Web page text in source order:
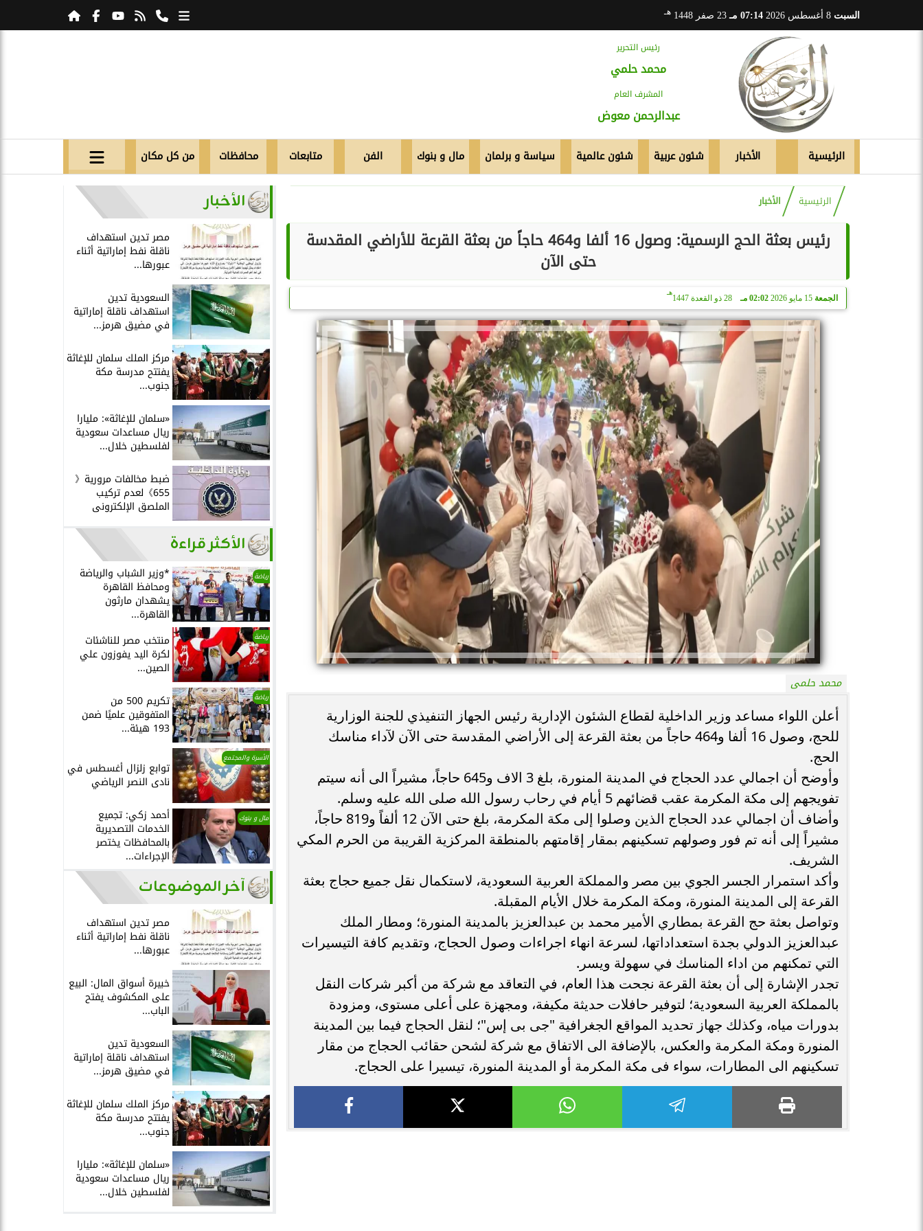
السبت 07:14 مـ 23 صفر 1448 هـ
رئيس التحرير
محمد حلمي
المشرف العام
عبدالرحمن معوض
الرئيسية الأخبار شئون عربية شئون عالمية سياسة و برلمان مال و بنوك الفن متابعات محافظات من كل مكان
الرئيسية الأخبار
رئيس بعثة الحج الرسمية: وصول 16 ألفا و464 حاجاً من بعثة القرعة للأراضي المقدسة
حتى الآن
الجمعة 15 مايو 2026 02:02 مـ 28 ذو القعدة 1447
هـ
محمد حلمى
أعلن اللواء مساعد وزير الداخلية لقطاع الشئون الإدارية رئيس الجهاز التنفيذي للجنة الوزارية
للحج، وصول 16 ألفا و464 حاجاً من بعثة القرعة إلى الأراضي المقدسة حتى الآن لآداء مناسك
الحج.
وأوضح أن اجمالي عدد الحجاج في المدينة المنورة، بلغ 3 الاف و645 حاجاً، مشيراً الى أنه سيتم
تفويجهم إلى مكة المكرمة عقب قضائهم 5 أيام في رحاب رسول الله صلى الله عليه وسلم.
وأضاف أن اجمالي عدد الحجاج الذين وصلوا إلى مكة المكرمة، بلغ حتى الآن 12 ألفاً و819 حاجاً،
مشيراً إلى أنه تم فور وصولهم تسكينهم بمقار إقامتهم بالمنطقة المركزية القريبة من الحرم المكي
الشريف.
وأكد استمرار الجسر الجوي بين مصر والمملكة العربية السعودية، لاستكمال نقل جميع حجاج بعثة
القرعة إلى المدينة المنورة، ومكة المكرمة خلال الأيام المقبلة.
وتواصل بعثة حج القرعة بمطاري الأمير محمد بن عبدالعزيز بالمدينة المنورة؛ ومطار الملك
عبدالعزيز الدولي بجدة استعداداتها، لسرعة انهاء اجراءات وصول الحجاج، وتقديم كافة التيسيرات
التي تمكنهم من اداء المناسك في سهولة ويسر.
تجدر الإشارة إلى أن بعثة القرعة نجحت هذا العام، في التعاقد مع شركة من أكبر شركات النقل
بالمملكة العربية السعودية؛ لتوفير حافلات حديثة مكيفة، ومجهزة على أعلى مستوى، ومزودة
بدورات مياه، وكذلك جهاز تحديد المواقع الجغرافية "جى بى إس"؛ لنقل الحجاج فيما بين المدينة
المنورة ومكة المكرمة والعكس، بالإضافة الى الاتفاق مع شركة لشحن حقائب الحجاج من مقار
تسكينهم الى المطارات، سواء فى مكة المكرمة أو المدينة المنورة، تيسيرا على الحجاج.
الأخبار
مصر تدين استهداف
ناقلة نفط إماراتية أثناء
عبورها...
السعودية تدين
استهداف ناقلة إماراتية
في مضيق هرمز...
مركز الملك سلمان للإغاثة
يفتتح مدرسة مكة
جنوب...
«سلمان للإغاثة»: مليارا
ريال مساعدات سعودية
لفلسطين خلال...
ضبط مخالفات مرورية《
655》لعدم تركيب
الملصق الإلكترونى
الأكثر قراءة
رياضة *وزير الشباب والرياضة
ومحافظ القاهرة
يشهدان مارثون
القاهرة...
رياضة منتخب مصر للناشئات
لكرة اليد يفوزون علي
الصين...
رياضة تكريم 500 من
المتفوقين علميًا ضمن
193 هيئة...
الأسرة والمجتمع
توابع زلزال أغسطس في
نادى النصر الرياضي
مال و بنوك أحمد زكي: تجميع
الخدمات التصديرية
بالمحافظات يختصر
الإجراءات...
آخر الموضوعات
مصر تدين استهداف
ناقلة نفط إماراتية أثناء
عبورها...
خبيرة أسواق المال: البيع
على المكشوف يفتح
الباب...
السعودية تدين
استهداف ناقلة إماراتية
في مضيق هرمز...
مركز الملك سلمان للإغاثة
يفتتح مدرسة مكة
جنوب...
«سلمان للإغاثة»: مليارا
ريال مساعدات سعودية
لفلسطين خلال...